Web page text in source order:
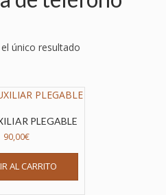
único resultado
PLEGABLE
90,00€
AL CARRITO